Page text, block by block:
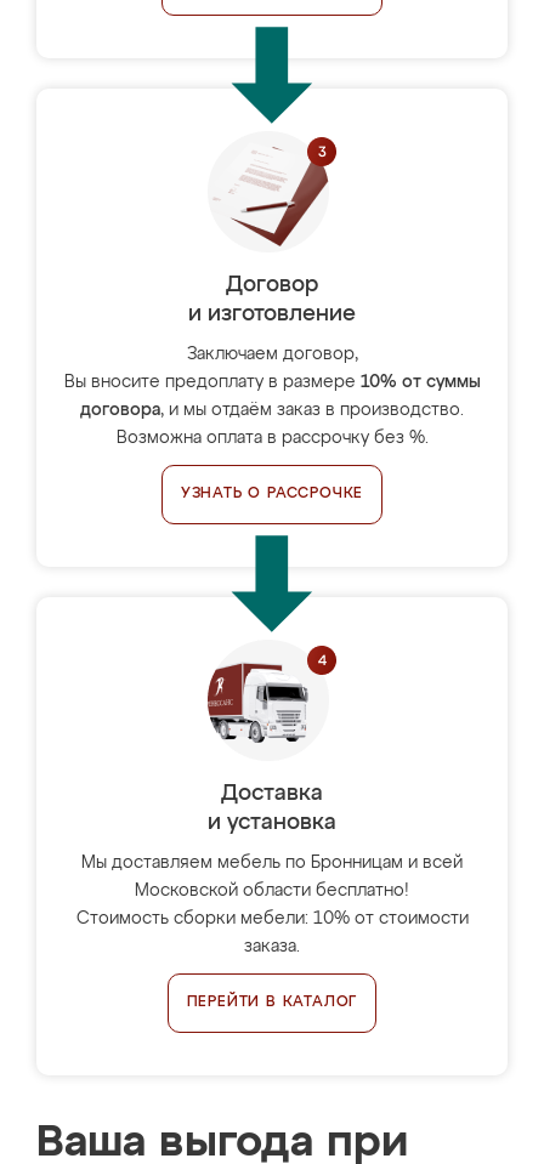
Договор
и изготовление
Заключаем договор,
Вы вносите предоплату в размере 10% от суммы
договора, и мы отдаём заказ в производство.
Возможна оплата в рассрочку без %.
УЗНАТЬ О РАССРОЧКЕ
Доставка
и установка
Мы доставляем мебель по Бронницам и всей
Московской области бесплатно!
Стоимость сборки мебели: 10% от стоимости
заказа.
ПЕРЕЙТИ В КАТАЛОГ
Ваша выгода при